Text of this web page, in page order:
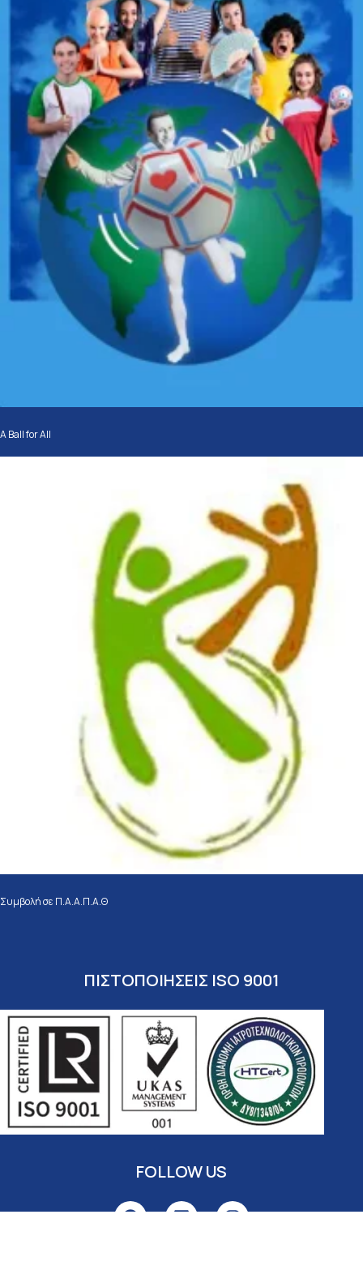
A Ball for All
Συμβολή σε Π.Α.Α.Π.Α.Θ
ΠΙΣΤΟΠΟΙΗΣΕΙΣ ISO 9001
FOLLOW US